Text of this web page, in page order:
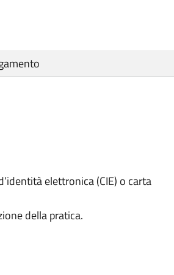
elettronica (CIE) o carta
della pratica.